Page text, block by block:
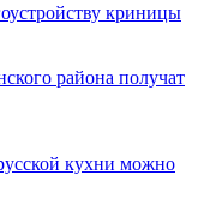
криницы
района получат
кухни можно